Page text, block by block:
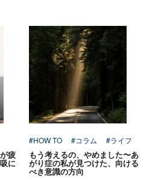
疲
に
#HOW TO #コラム #ライフ
もう考えるの、やめました〜あ
がり症の私が見つけた、向ける
べき意識の方向